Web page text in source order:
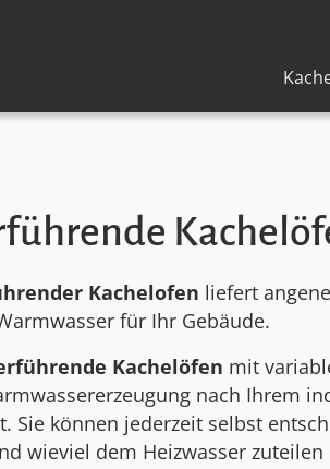
Kachel­ofen liefert
für Ihr Gebäude.
Kachel­öfen mit
nach Ihrem
Sie können jeder­zeit selbst
wieviel dem Heiz­wasser